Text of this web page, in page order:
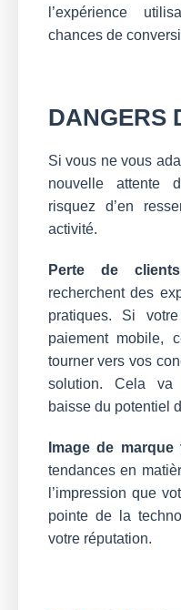
l’expérience
chances de
DANGERS
Si vous ne vous
nouvelle attente
risquez d’en
activité.
Perte de
recherchent des
pratiques. Si
paiement mobile,
tourner vers vos
solution. Cela va
baisse du potentiel
Image de marque
tendances en
l’impression que
pointe de la
votre réputation.